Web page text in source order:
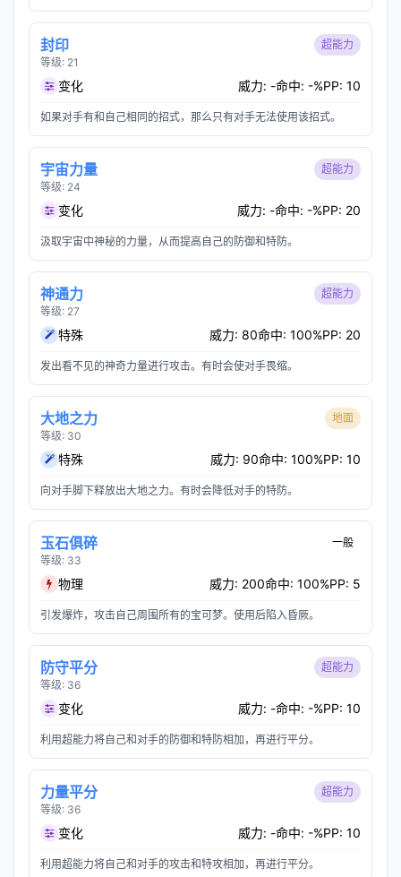
封印
等级: 21
超能力
变化 威力: -命中: -%PP: 10
如果对手有和自己相同的招式，那么只有对手无法使用该招式。
宇宙力量
等级: 24
超能力
变化 威力: -命中: -%PP: 20
汲取宇宙中神秘的力量，从而提高自己的防御和特防。
神通力
等级: 27
超能力
特殊 威力: 80命中: 100%PP: 20
发出看不见的神奇力量进行攻击。有时会使对手畏缩。
大地之力
等级: 30
地面
特殊 威力: 90命中: 100%PP: 10
向对手脚下释放出大地之力。有时会降低对手的特防。
玉石俱碎
等级: 33
一般
物理 威力: 200命中: 100%PP: 5
引发爆炸，攻击自己周围所有的宝可梦。使用后陷入昏厥。
防守平分
等级: 36
超能力
变化 威力: -命中: -%PP: 10
利用超能力将自己和对手的防御和特防相加，再进行平分。
力量平分
等级: 36
超能力
变化 威力: -命中: -%PP: 10
利用超能力将自己和对手的攻击和特攻相加，再进行平分。